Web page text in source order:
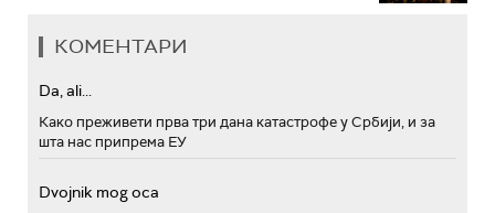
КОМЕНТАРИ
Da, ali...
Како преживети прва три дана катастрофе у Србији, и за
шта нас припрема ЕУ
Dvojnik mog oca